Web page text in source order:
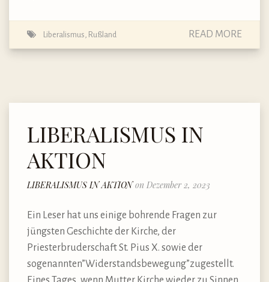
Liberalismus Rußland READ MORE
LIBERALISMUS IN
AKTION
LIBERALISMUS IN AKTIONon Dezember 2, 2023
Ein Leser hat uns einige bohrende Fragen zur
jüngsten Geschichte der Kirche, der
Priesterbruderschaft St. Pius X. sowie der
sogenannten”Widerstandsbewegung”zugestellt.